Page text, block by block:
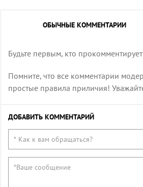
ОБЫЧНЫЕ КОММЕНТАРИИ
Будьте первым, кто
Помните, что все комментарии
простые правила приличия!
ДОБАВИТЬ КОММЕНТАРИЙ